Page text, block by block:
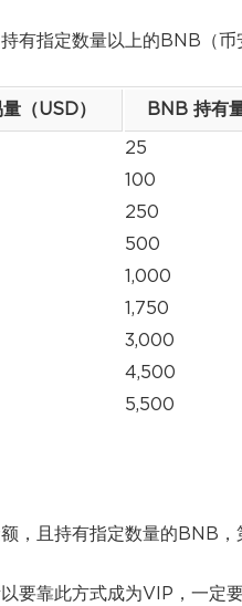
有指定数量以上的BNB（币
（USD） BNB 持有
25
100
250
500
1,000
1,750
3,000
4,500
5,500
，且持有指定数量的BNB，
要靠此方式成为VIP，一定